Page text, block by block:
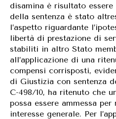
disamina è risultato essere
della sentenza è stato
l’aspetto riguardante
libertà di prestazione di
stabiliti in altro Stato
all’applicazione di una
compensi corrisposti,
di Giustizia con sentenza
C-498/10, ha ritenuto che
possa essere ammessa
interesse generale. Per